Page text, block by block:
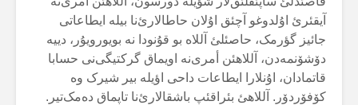
آیقئرئ اۇلدوغو آچئق اۇلان حاطالارئ‌نا بیلە ایطاعاتی
جائیز گؤرمک، حاصئلئ آللاە بو قۇنودا نە بویورویۇر، دییە
دۆشۆنمەدن، آللاهئن أمری‌نە اویماق گرکتیگی‌نی حسابا
قاتمادان، اۇنلارا ایطاعات داحی اؤیلە بیر شیرک وە
کۆفۆردۆر. آللاهئ بئراقئپ باشقالارئ‌نا تاپماق دەمک‌تیر.